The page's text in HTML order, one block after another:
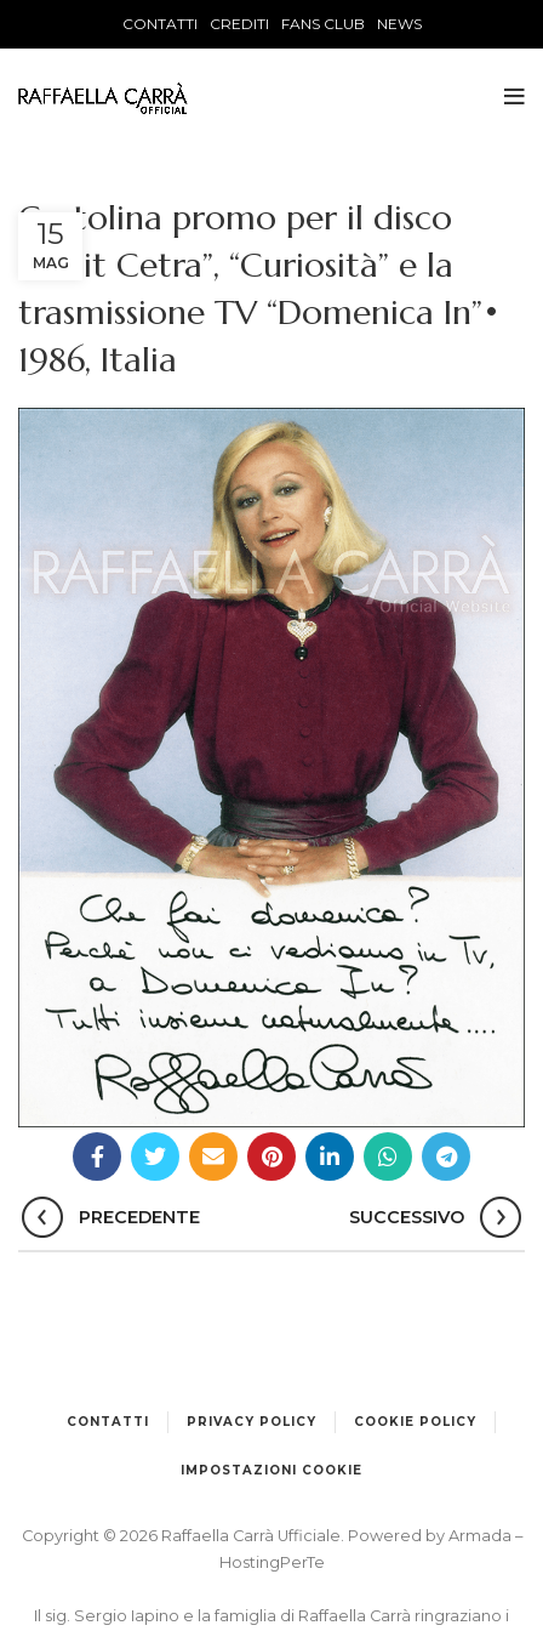
CONTATTI CREDITI FANS CLUB NEWS
Cartolina promo per il disco
“Fonit Cetra”, “Curiosità” e la
trasmissione TV “Domenica In”•
1986, Italia
15
MAG
PRECEDENTE SUCCESSIVO
CONTATTI PRIVACY POLICY COOKIE POLICY
IMPOSTAZIONI COOKIE
Copyright © 2026 Raffaella Carrà Ufficiale. Powered by Armada –
HostingPerTe
Il sig. Sergio Iapino e la famiglia di Raffaella Carrà ringraziano i